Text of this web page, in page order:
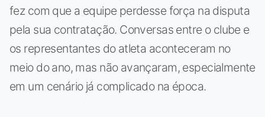
fez com que a equipe perdesse força na disputa
pela sua contratação. Conversas entre o clube e
os representantes do atleta aconteceram no
meio do ano, mas não avançaram, especialmente
em um cenário já complicado na época.